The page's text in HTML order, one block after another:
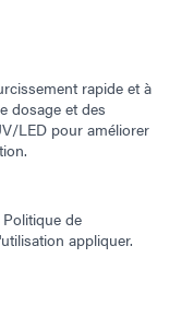
rapide et à
dosage et des
LED pour améliorer
Politique de
appliquer.